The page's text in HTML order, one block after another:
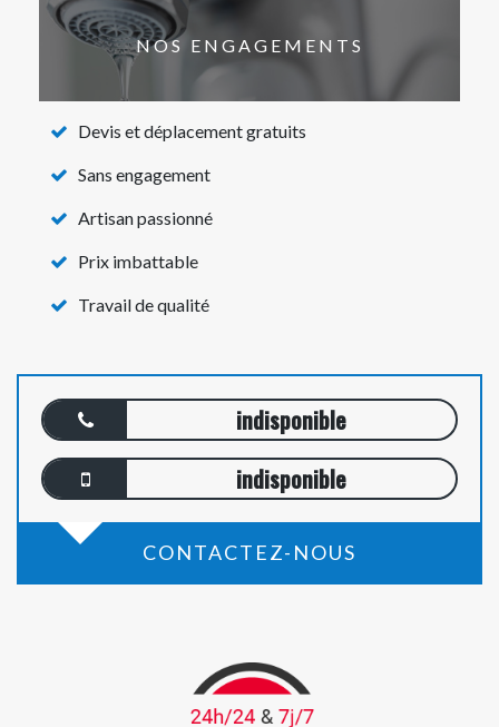
NOS ENGAGEMENTS
Devis et déplacement gratuits
Sans engagement
Artisan passionné
Prix imbattable
Travail de qualité
indisponible
indisponible
CONTACTEZ-NOUS